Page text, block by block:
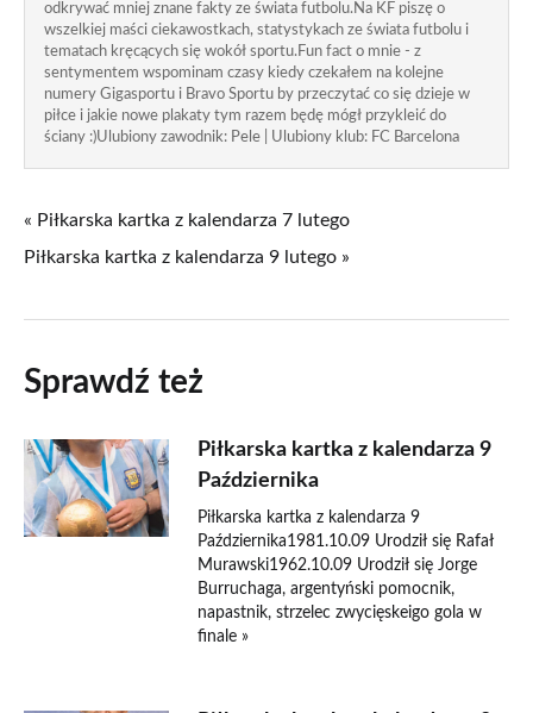
odkrywać mniej znane fakty ze świata futbolu.Na KF piszę o
wszelkiej maści ciekawostkach, statystykach ze świata futbolu i
tematach kręcących się wokół sportu.Fun fact o mnie - z
sentymentem wspominam czasy kiedy czekałem na kolejne
numery Gigasportu i Bravo Sportu by przeczytać co się dzieje w
piłce i jakie nowe plakaty tym razem będę mógł przykleić do
ściany :)Ulubiony zawodnik: Pele | Ulubiony klub: FC Barcelona
« Piłkarska kartka z kalendarza 7 lutego
Piłkarska kartka z kalendarza 9 lutego »
Sprawdź też
Piłkarska kartka z kalendarza 9
Października
Piłkarska kartka z kalendarza 9
Października1981.10.09 Urodził się Rafał
Murawski1962.10.09 Urodził się Jorge
Burruchaga, argentyński pomocnik,
napastnik, strzelec zwycięskeigo gola w
finale »